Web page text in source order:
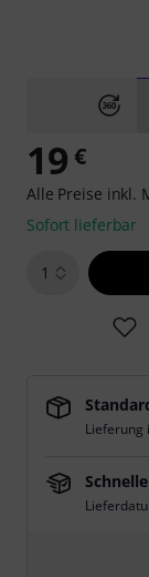
19 €
Alle Preise inkl.
Sofort lieferbar
1
Lieferung